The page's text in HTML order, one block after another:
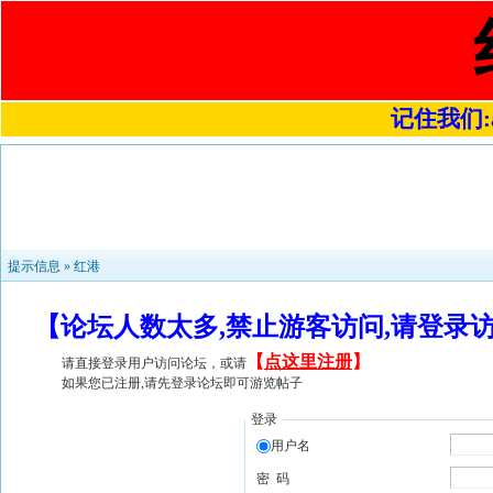
记住我们
提示信息 » 红港
【论坛人数太多,禁止游客访问,请登
请直接登录用户访问论坛，或请 【 点这里注册】
如果您已注册,请先登录论坛即可游览帖子
登录
用户名
密 码